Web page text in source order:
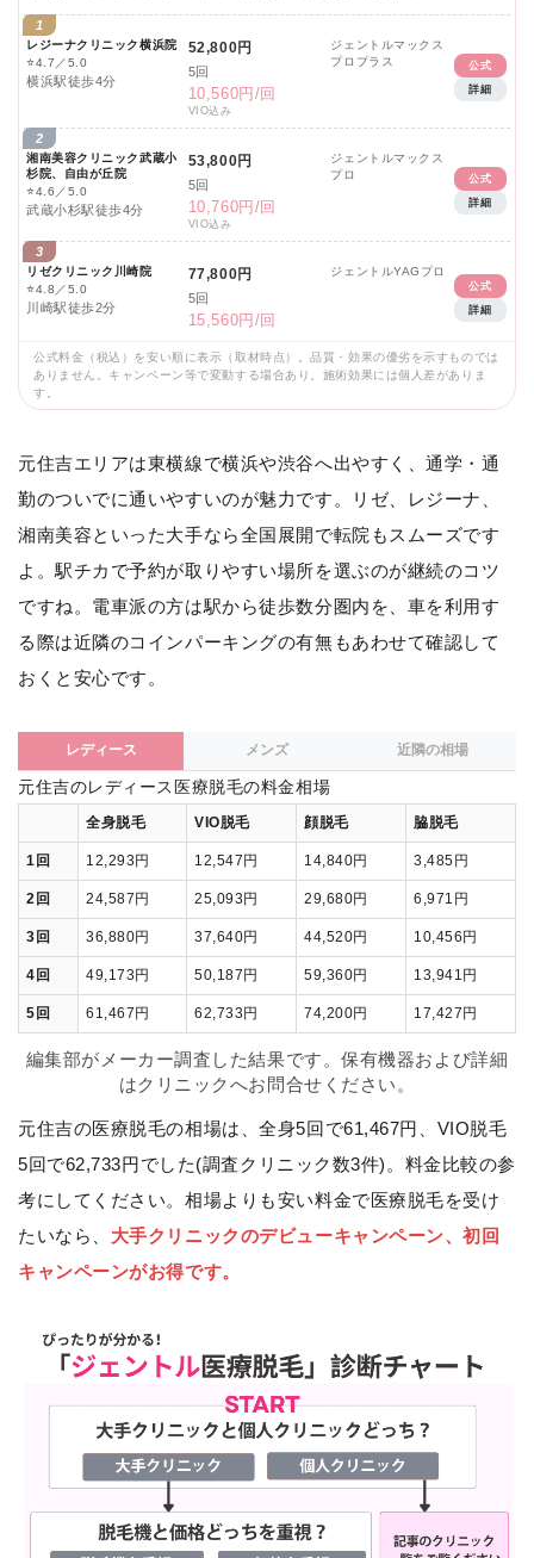
1
レジーナクリニック横浜院
⭐4.7／5.0
横浜駅徒歩4分
52,800円
5回
10,560円/回
VIO込み
ジェントルマックス
プロプラス
公式
詳細
2
湘南美容クリニック武蔵小
杉院、自由が丘院
⭐4.6／5.0
武蔵小杉駅徒歩4分
53,800円
5回
10,760円/回
VIO込み
ジェントルマックス
プロ
公式
詳細
3
リゼクリニック川崎院
⭐4.8／5.0
川崎駅徒歩2分
77,800円
5回
15,560円/回
ジェントルYAGプロ
公式
詳細
公式料金（税込）を安い順に表示（取材時点）。品質・効果の優劣を示すものでは
ありません。キャンペーン等で変動する場合あり。施術効果には個人差がありま
す。
元住吉エリアは東横線で横浜や渋谷へ出やすく、通学・通
勤のついでに通いやすいのが魅力です。リゼ、レジーナ、
湘南美容といった大手なら全国展開で転院もスムーズです
よ。駅チカで予約が取りやすい場所を選ぶのが継続のコツ
ですね。電車派の方は駅から徒歩数分圏内を、車を利用す
る際は近隣のコインパーキングの有無もあわせて確認して
おくと安心です。
レディース メンズ 近隣の相場
元住吉のレディース医療脱毛の料金相場
全身脱毛 VIO脱毛 顔脱毛 脇脱毛
1回 12,293円 12,547円 14,840円 3,485円
2回 24,587円 25,093円 29,680円 6,971円
3回 36,880円 37,640円 44,520円 10,456円
4回 49,173円 50,187円 59,360円 13,941円
5回 61,467円 62,733円 74,200円 17,427円
編集部がメーカー調査した結果です。保有機器および詳細
はクリニックへお問合せください。
元住吉の医療脱毛の相場は、全身5回で61,467円、VIO脱毛
5回で62,733円でした(調査クリニック数3件)。料金比較の参
考にしてください。相場よりも安い料金で医療脱毛を受け
たいなら、 大手クリニックのデビューキャンペーン、初回
キャンペーンがお得です。